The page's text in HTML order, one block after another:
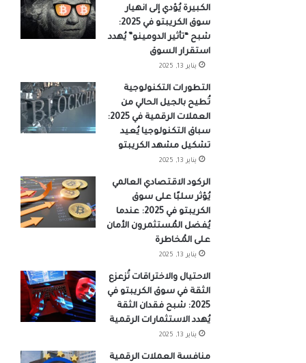
الكبيرة يُؤدي إلى انهيار
سوق الكريبتو في 2025:
شبح “تأثير الدومينو” يُهدد
استقرار السوق
يناير 13, 2025
التطورات التكنولوجية
تُطيح بالجيل الحالي من
العملات الرقمية في 2025:
سباق التكنولوجيا يُعيد
تشكيل مشهد الكريبتو
يناير 13, 2025
الركود الاقتصادي العالمي
يُؤثر سلبًا على سوق
الكريبتو في 2025: عندما
يُفضل المُستثمرون الأمان
على المُخاطرة
يناير 13, 2025
الاحتيال والاختراقات تُزعزع
الثقة في سوق الكريبتو في
2025: شبح فقدان الثقة
يُهدد الاستثمارات الرقمية
يناير 13, 2025
منافسة العملات الرقمية